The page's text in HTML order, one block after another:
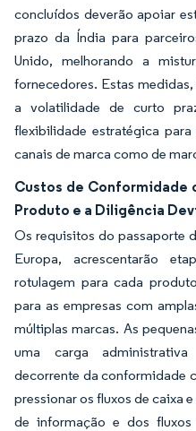
concluídos deverão apoiar
prazo da Índia para
Unido, melhorando a
fornecedores. Estas
a volatilidade de curto
flexibilidade estratégica
canais de marca como de
Custos de Conformidade
Produto e a Diligência
Os requisitos do passaporte
Europa, acrescentarão
rotulagem para cada
para as empresas com
múltiplas marcas. As
uma carga
decorrente da conformidade
pressionar os fluxos de caixa
de informação e dos